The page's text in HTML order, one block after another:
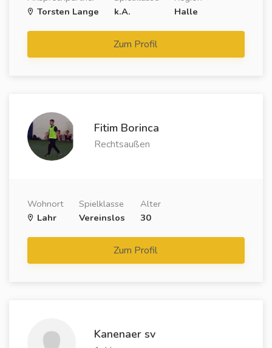
Torsten Lange
k.A.
Halle
Zum Profil
Fitim Borinca
Rechtsaußen
Wohnort
Lahr
Spielklasse
Vereinslos
Alter
30
Zum Profil
Kanenaer sv